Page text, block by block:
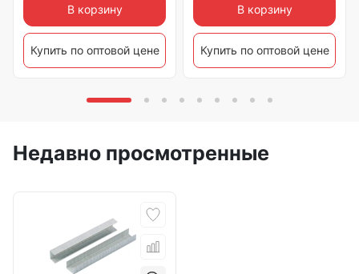
В корзину
Купить по оптовой цене
В корзину
Купить по оптовой цене
Недавно просмотренные